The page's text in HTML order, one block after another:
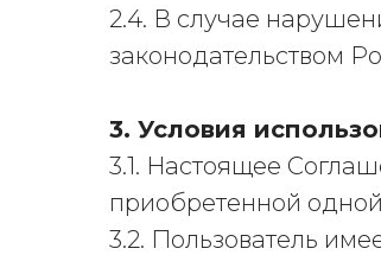
2.4. В случае
законодательством
3. Условия
3.1. Настоящее
приобретенной
3.2. Пользователь